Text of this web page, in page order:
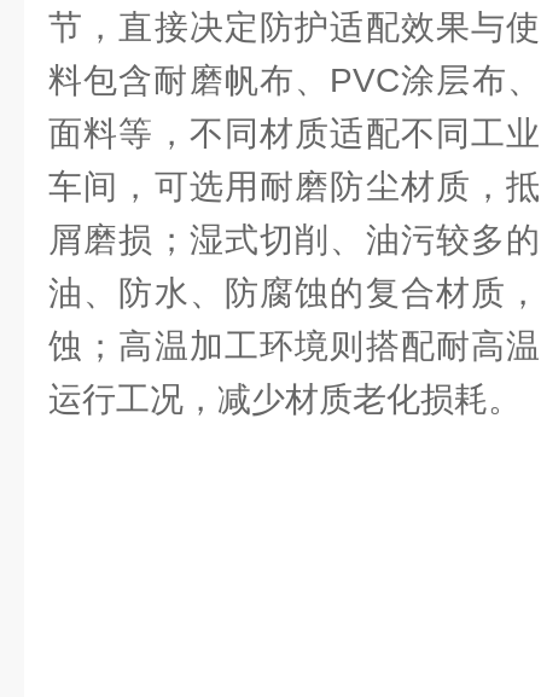
节，直接决定防护适配效果与
料包含耐磨帆布、PVC涂层布
面料等，不同材质适配不同工
车间，可选用耐磨防尘材质，
屑磨损；湿式切削、油污较多
油、防水、防腐蚀的复合材质
蚀；高温加工环境则搭配耐高
运行工况，减少材质老化损耗。